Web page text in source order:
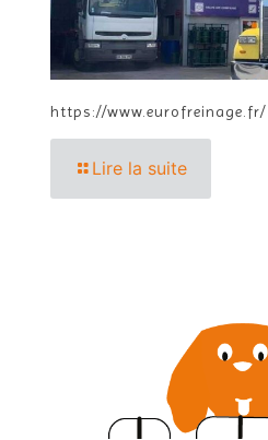
https://www.eurofreinage.fr/
Lire la suite